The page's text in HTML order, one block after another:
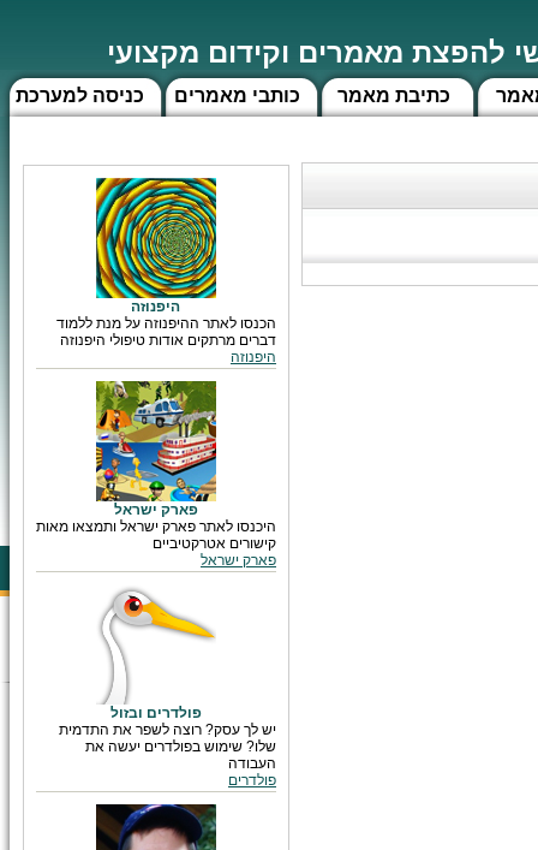
להפצת מאמרים וקידום מקצועי
כניסה למערכת כותבי מאמרים כתיבת מאמר
היפנוזה
הכנסו לאתר ההיפנוזה על מנת ללמוד
דברים מרתקים אודות טיפולי היפנוזה
היפנוזה
פארק ישראל
היכנסו לאתר פארק ישראל ותמצאו מאות
קישורים אטרקטיביים
פארק ישראל
פולדרים ובזול
יש לך עסק? רוצה לשפר את התדמית
שלו? שימוש בפולדרים יעשה את
העבודה
פולדרים